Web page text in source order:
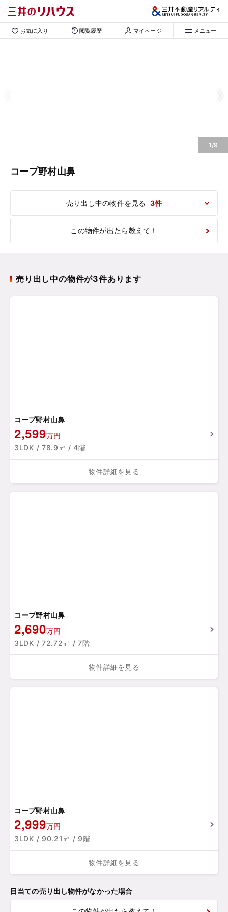
お気に入り 閲覧履歴 マイページ メニュー
1/9
コープ野村山鼻
売り出し中の物件を見る 3件
この物件が出たら教えて！
売り出し中の物件が3件あります
コープ野村山鼻
2,599万円
3LDK / 78.9㎡ / 4階
物件詳細を見る
コープ野村山鼻
2,690万円
3LDK / 72.72㎡ / 7階
物件詳細を見る
コープ野村山鼻
2,999万円
3LDK / 90.21㎡ / 9階
物件詳細を見る
目当ての売り出し物件がなかった場合